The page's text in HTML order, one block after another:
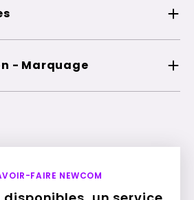
- Marquage
FAIRE NEWCOM